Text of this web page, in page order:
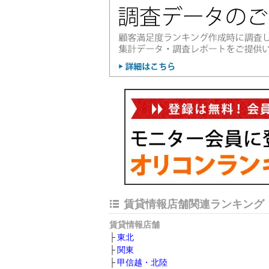
賃貸情報店舗関連ランキング
賃貸情報店舗
東北
関東
甲信越・北陸